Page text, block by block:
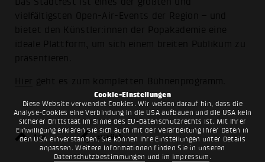
Cookie-Einstellungen
Diese Website verwendet Cookies. Wir weisen darauf hin, dass die
Analyse-Cookies eine Verbindung in die USA aufbauen und die USA kein
sicherer Drittstaat im Sinne des EU-Datenschutzrechts ist. Mit Ihrer
Einwilligung erklären Sie sich auch mit der Verarbeitung Ihrer Daten in
den USA einverstanden. Sie können Ihre Einstellungen unter Details
anpassen. Weitere Informationen finden Sie in unseren
Datenschutzbestimmungen und im Impressum .
vielfältigsten Open-Air-Events der Region – und
bietet den Künstler:innen der Popakademie eine
ideale Plattform, um sich einem breiten Publikum zu
präsentieren.
Hier geht es zum kompletten Bühnenprogramm.
top zurück